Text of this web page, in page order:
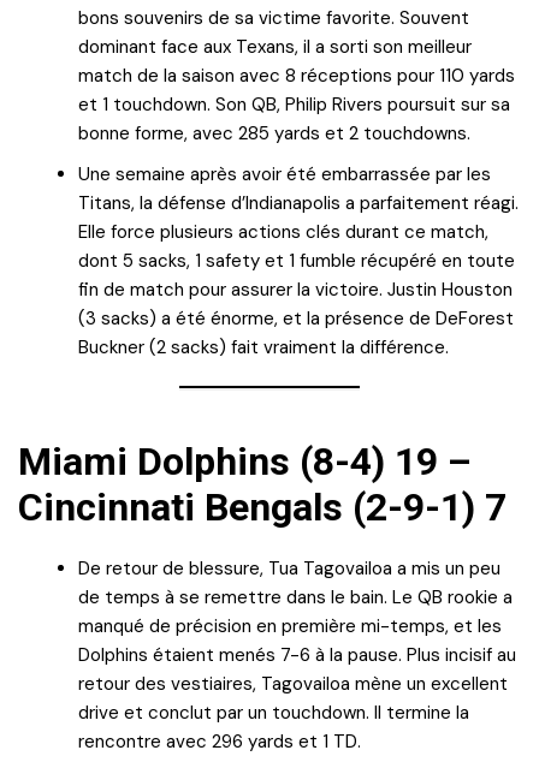
bons souvenirs de sa victime favorite. Souvent
dominant face aux Texans, il a sorti son meilleur
match de la saison avec 8 réceptions pour 110 yards
et 1 touchdown. Son QB, Philip Rivers poursuit sur sa
bonne forme, avec 285 yards et 2 touchdowns.
Une semaine après avoir été embarrassée par les
Titans, la défense d’Indianapolis a parfaitement réagi.
Elle force plusieurs actions clés durant ce match,
dont 5 sacks, 1 safety et 1 fumble récupéré en toute
fin de match pour assurer la victoire. Justin Houston
(3 sacks) a été énorme, et la présence de DeForest
Buckner (2 sacks) fait vraiment la différence.
Miami Dolphins (8-4) 19 –
Cincinnati Bengals (2-9-1) 7
De retour de blessure, Tua Tagovailoa a mis un peu
de temps à se remettre dans le bain. Le QB rookie a
manqué de précision en première mi-temps, et les
Dolphins étaient menés 7-6 à la pause. Plus incisif au
retour des vestiaires, Tagovailoa mène un excellent
drive et conclut par un touchdown. Il termine la
rencontre avec 296 yards et 1 TD.